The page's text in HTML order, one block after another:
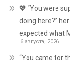
💖 “You were
doing here?”
expected what
6 августа, 2026
“You came for